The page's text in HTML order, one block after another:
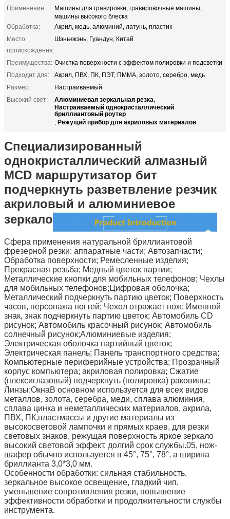
Применение:
Машины для гравировки, гравировочные машины,
машины высокого блеска
Обработка:
Акрил, медь, алюминий, латунь, пластик
Место
происхождения:
Шэньчжэнь, Гуандун, Китай
Преимущества: Очистка поверхности с эффектом полировки и подсветки
Подходит для:
Акрил, ПВХ, ПК, ПЭТ, ПММА, золото, серебро, медь
Размер:
Настраиваемый
Высокий свет:
Алюминиевая зеркальная резка,
Настраиваемый однокристаллический
бриллиантовый роутер
, Режущий прибор для акриловых материалов
Специализированный
однокристаллический алмазный
MCD маршрутизатор бит
подчеркнуть разветвление резчик
акриловый и алюминиевое
зеркало
Сфера применения натуральной бриллиантовой
фрезерной резки: аппаратные части; Автозапчасти;
Обработка поверхности; Ремесленные изделия;
Прекрасная резьба; Медный цветок партии;
Металлические кнопки для мобильных телефонов; Чехлы
для мобильных телефонов;Цифровая оболочка;
Металлический подчеркнуть партию цветок; Поверхность
часов, персонажа ногтей; Чехол отражает нож; Именной
знак, знак подчеркнуть партию цветок; Автомобиль CD
рисунок; Автомобиль красочный рисунок; Автомобиль
солнечный рисунок;Алюминиевые изделия;
Электрическая оболочка партийный цветок;
Электрическая панель; Панель транспортного средства;
Компьютерные периферийные устройства; Прозрачный
корпус компьютера; акриловая полировка; Сжатие
(плексиглазовый) подчеркнуть (полировка) раковины;
Линзы;ОкнаВ основном используется для всех видов
металлов, золота, серебра, меди, сплава алюминия,
сплава цинка и неметаллических материалов, акрила,
ПВХ, ПК,пластмассы и другие материалы из
высокосветовой лампочки и прямых краев, для резки
световых знаков, режущая поверхность яркое зеркало
высокий световой эффект, долгий срок службы.05, нож-
шафер обычно используется в 45°, 75°, 78°, а ширина
бриллианта 3,0*3,0 мм.
Особенности обработки: сильная стабильность,
зеркальное высокое освещение, гладкий чип,
уменьшение сопротивления резки, повышение
эффективности обработки и продолжительности службы
инструмента.